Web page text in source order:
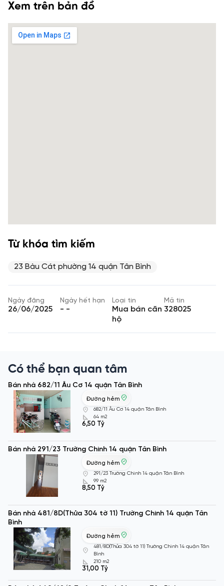
Xem trên bản đồ
Từ khóa tìm kiếm
23 Bàu Cát phường 14 quận Tân Bình
Ngày đăng
26/06/2025
Ngày hết hạn
- -
Loại tin
Mua bán căn
hộ
Mã tin
328025
Có thể bạn quan tâm
Bán nhà 682/11 Âu Cơ 14 quận Tân Bình
Đường hẻm
682/11 Âu Cơ 14 quận Tân Bình
64 m2
6,50 Tỷ
Bán nhà 291/23 Trường Chinh 14 quận Tân Bình
Đường hẻm
291/23 Trường Chinh 14 quận Tân Bình
99 m2
8,50 Tỷ
Bán nhà 481/8D(Thửa 304 tờ 11) Trường Chinh 14 quận Tân
Bình
Đường hẻm
481/8D(Thửa 304 tờ 11) Trường Chinh 14 quận Tân
Bình
210 m2
31,00 Tỷ